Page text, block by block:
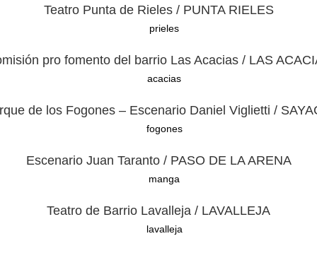
Teatro Punta de Rieles / PUNTA RIELES
pro fomento del barrio Las Acacias / LAS
de los Fogones – Escenario Daniel Viglietti /
Escenario Juan Taranto / PASO DE LA ARENA
Teatro de Barrio Lavalleja / LAVALLEJA